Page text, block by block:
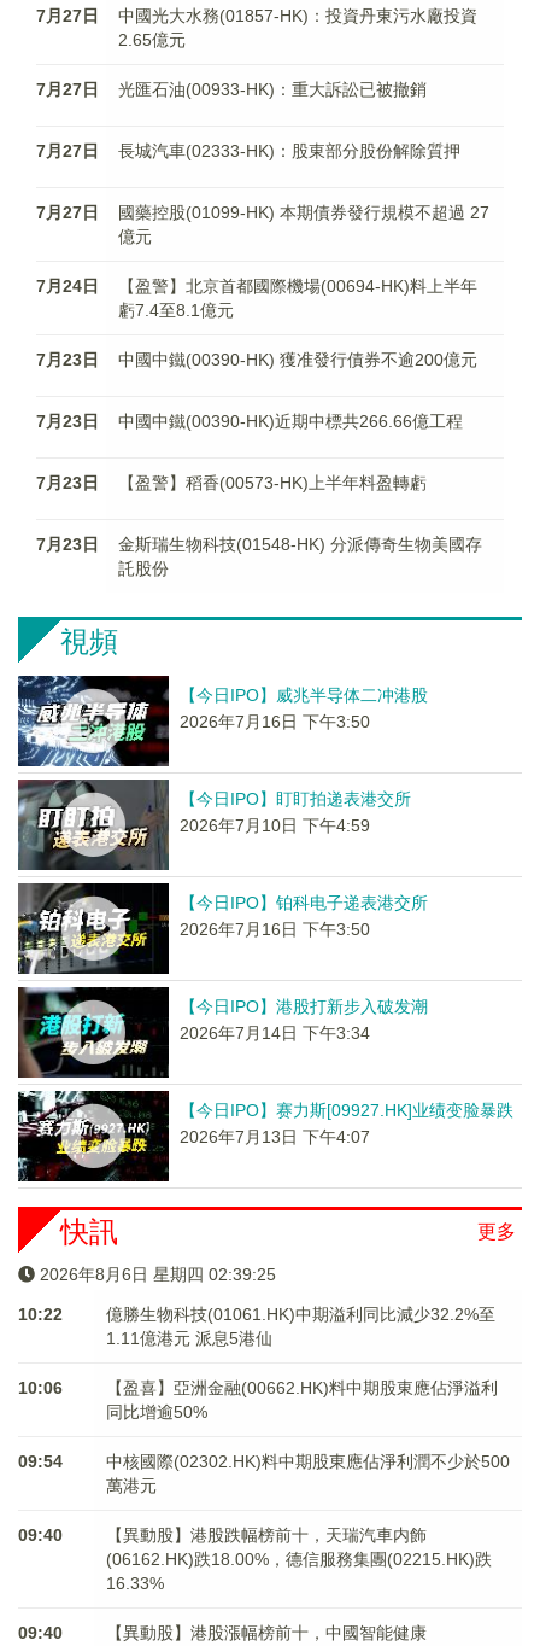
7月27日
中國光大水務(01857-HK)：投資丹東污水廠投資
2.65億元
7月27日 光匯石油(00933-HK)：重大訴訟已被撤銷
7月27日 長城汽車(02333-HK)：股東部分股份解除質押
7月27日
國藥控股(01099-HK) 本期債券發行規模不超過 27
億元
7月24日
【盈警】北京首都國際機場(00694-HK)料上半年
虧7.4至8.1億元
7月23日 中國中鐵(00390-HK) 獲准發行債券不逾200億元
7月23日 中國中鐵(00390-HK)近期中標共266.66億工程
7月23日 【盈警】稻香(00573-HK)上半年料盈轉虧
7月23日
金斯瑞生物科技(01548-HK) 分派傳奇生物美國存
託股份
視頻
【今日IPO】威兆半导体二冲港股
2026年7月16日 下午3:50
【今日IPO】盯盯拍递表港交所
2026年7月10日 下午4:59
【今日IPO】铂科电子递表港交所
2026年7月16日 下午3:50
【今日IPO】港股打新步入破发潮
2026年7月14日 下午3:34
【今日IPO】赛力斯[09927.HK]业绩变脸暴跌
2026年7月13日 下午4:07
更多
快訊
2026年8月6日 星期四 02:39:25
10:22
億勝生物科技(01061.HK)中期溢利同比減少32.2%至
1.11億港元 派息5港仙
10:06
【盈喜】亞洲金融(00662.HK)料中期股東應佔淨溢利
同比增逾50%
09:54
中核國際(02302.HK)料中期股東應佔淨利潤不少於500
萬港元
09:40
【異動股】港股跌幅榜前十，天瑞汽車内飾
(06162.HK)跌18.00%，德信服務集團(02215.HK)跌
16.33%
09:40
【異動股】港股漲幅榜前十，中國智能健康